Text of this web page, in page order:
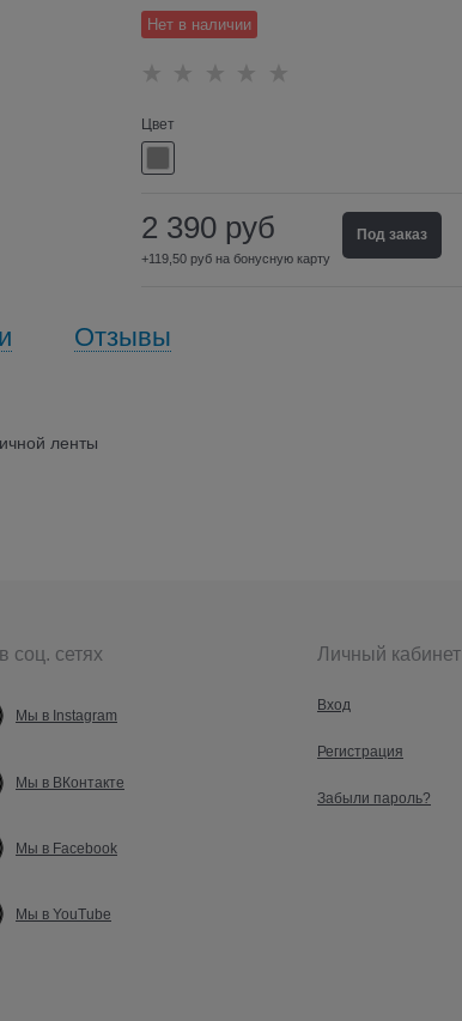
Нет в наличии
Цвет
2 390 руб
+119,50 руб на бонусную карту
Под заказ
Отзывы
ленты
соц. сетях
Мы в Instagram
Мы в ВКонтакте
Мы в Facebook
Мы в YouTube
Личный кабинет
Вход
Регистрация
Забыли пароль?